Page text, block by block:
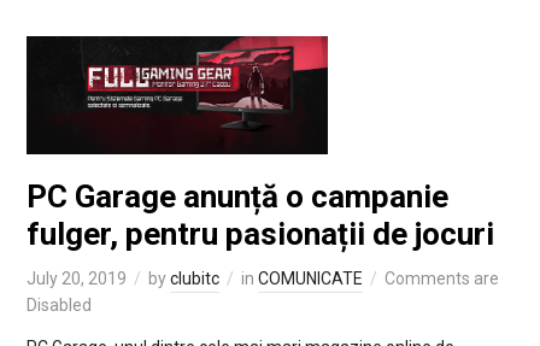
PC Garage anunță o campanie
fulger, pentru pasionații de jocuri
July 20, 2019 byclubitc in COMUNICATE
Comments are
Disabled